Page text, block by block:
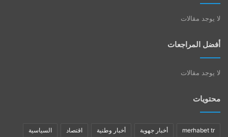
لا يوجد مقالات
أفضل المراجعات
لا يوجد مقالات
محتويات
merhabet tr أخبار جهوية أخبار وطنية اقتصاد السياسية